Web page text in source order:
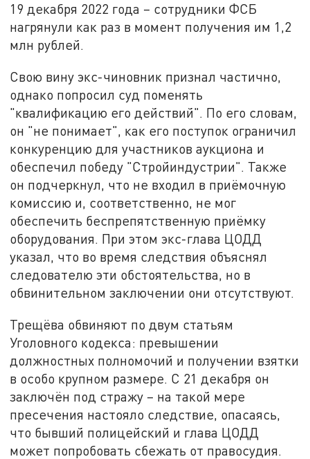
19 декабря 2022 года – сотрудники ФСБ
нагрянули как раз в момент получения им 1,2
млн рублей.
Свою вину экс-чиновник признал частично,
однако попросил суд поменять
"квалификацию его действий". По его словам,
он "не понимает", как его поступок ограничил
конкуренцию для участников аукциона и
обеспечил победу "Стройиндустрии". Также
он подчеркнул, что не входил в приёмочную
комиссию и, соответственно, не мог
обеспечить беспрепятственную приёмку
оборудования. При этом экс-глава ЦОДД
указал, что во время следствия объяснял
следователю эти обстоятельства, но в
обвинительном заключении они отсутствуют.
Трещёва обвиняют по двум статьям
Уголовного кодекса: превышении
должностных полномочий и получении взятки
в особо крупном размере. С 21 декабря он
заключён под стражу – на такой мере
пресечения настояло следствие, опасаясь,
что бывший полицейский и глава ЦОДД
может попробовать сбежать от правосудия.